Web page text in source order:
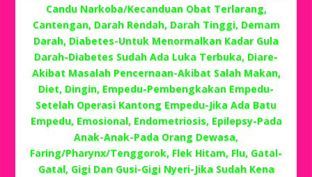
Candu Narkoba/Kecanduan Obat Terlarang,
Cantengan, Darah Rendah, Darah Tinggi, Demam
Darah, Diabetes-Untuk Menormalkan Kadar Gula
Darah-Diabetes Sudah Ada Luka Terbuka, Diare-
Akibat Masalah Pencernaan-Akibat Salah Makan,
Diet, Dingin, Empedu-Pembengkakan Empedu-
Setelah Operasi Kantong Empedu-Jika Ada Batu
Empedu, Emosional, Endometriosis, Epilepsy-Pada
Anak-Anak-Pada Orang Dewasa,
Faring/Pharynx/Tenggorok, Flek Hitam, Flu, Gatal-
Gatal, Gigi Dan Gusi-Gigi Nyeri-Jika Sudah Kena